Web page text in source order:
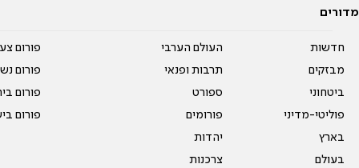
מדורים
חדשות
מבזקים
ביטחוני
פוליטי-מדיני
בארץ
בעולם
העולם הערבי
תרבות ופנאי
ספורט
פורומים
יהדות
צרכנות
פורום
פורום
פורום
פורום